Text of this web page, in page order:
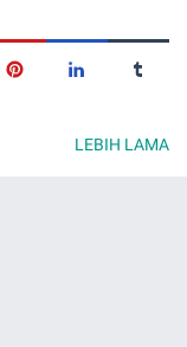
LEBIH LAMA